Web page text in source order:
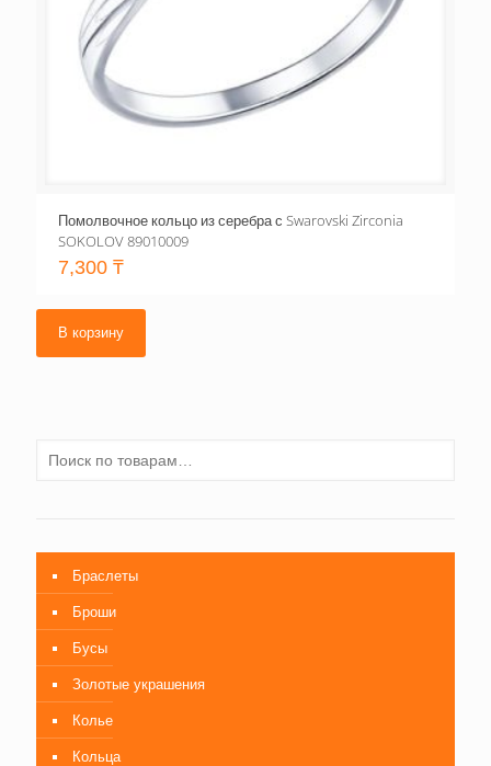
Помолвочное кольцо из серебра с Swarovski Zirconia
SOKOLOV 89010009
7,300 ₸
В корзину
Браслеты
Броши
Бусы
Золотые украшения
Колье
Кольца